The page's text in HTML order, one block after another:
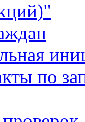
по